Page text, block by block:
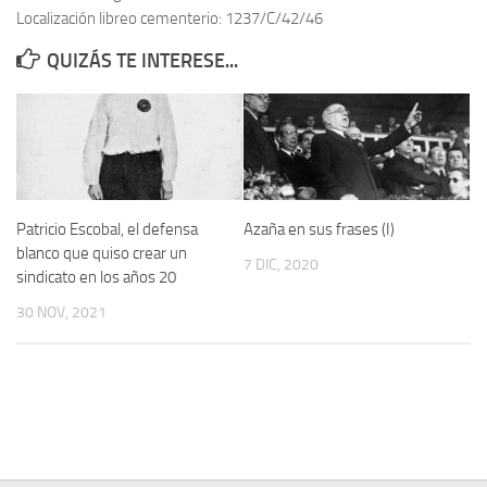
Memoria Histórica
Investigación previa de la represión en Talavera de la Reina (1937-
1947).
Informe Represión en Toledo 1936-1947 | Buscador
Informe de la fosa de abril de 1939 de Tembleque
Enciclopedia Republicana
Militantes históricos IR
Personajes republicanos
Localización libreo cementerio: 1237/C/42/46
QUIZÁS TE INTERESE...
Patricio Escobal, el defensa
blanco que quiso crear un
sindicato en los años 20
30 NOV, 2021
Azaña en sus frases (I)
7 DIC, 2020